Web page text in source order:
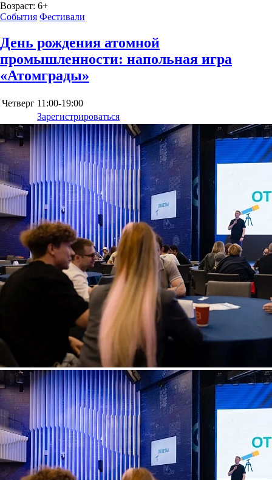
Возраст: 6+
События Фестивали
День рождения атомной
промышленности: напольная игра
«Атомграды»
Четверг 11:00-19:00
Зарегистрироваться